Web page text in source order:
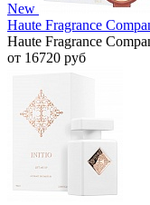
New
Haute Fragrance
Haute Fragrance
от 16720 руб